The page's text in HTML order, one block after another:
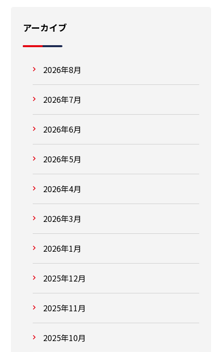
アーカイブ
2026年8月
2026年7月
2026年6月
2026年5月
2026年4月
2026年3月
2026年1月
2025年12月
2025年11月
2025年10月